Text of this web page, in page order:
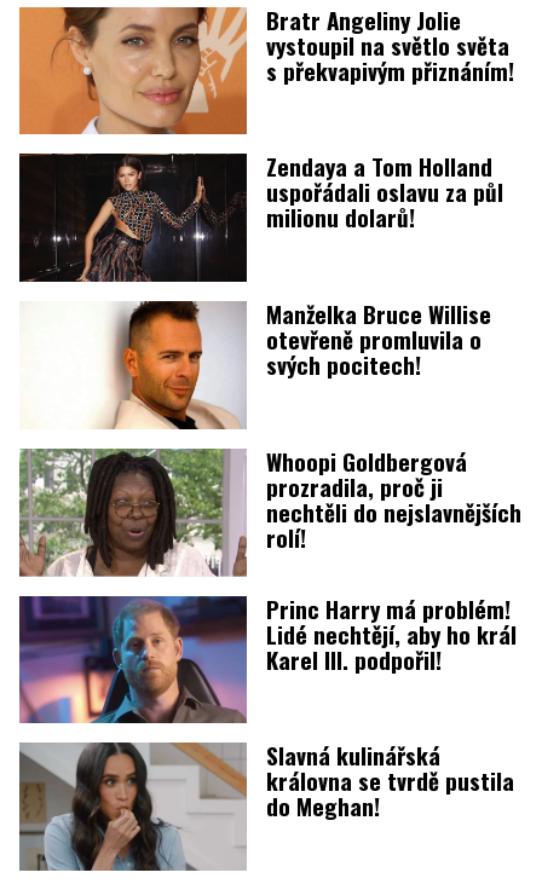
Bratr Angeliny Jolie
vystoupil na světlo světa
s překvapivým přiznáním!
Zendaya a Tom Holland
uspořádali oslavu za půl
milionu dolarů!
Manželka Bruce Willise
otevřeně promluvila o
svých pocitech!
Whoopi Goldbergová
prozradila, proč ji
nechtěli do nejslavnějších
rolí!
Princ Harry má problém!
Lidé nechtějí, aby ho král
Karel III. podpořil!
Slavná kulinářská
královna se tvrdě pustila
do Meghan!